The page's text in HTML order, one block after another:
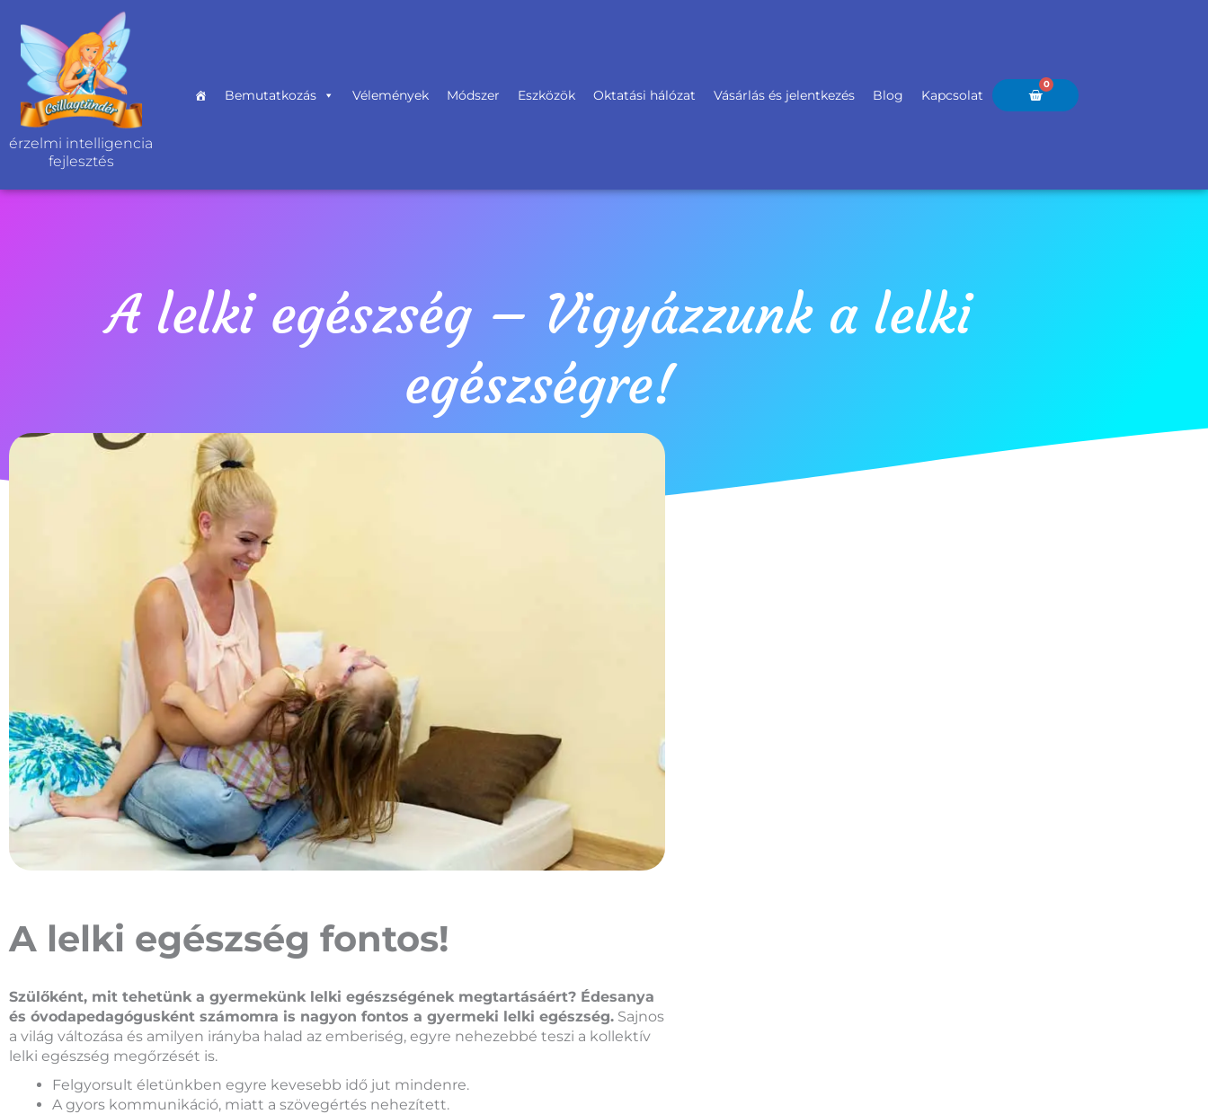
content
érzelmi intelligencia
fejlesztés
Bemutatkozás Vélemények Módszer Eszközök Oktatási hálózat Vásárlás és jelentkezés Blog Kapcsolat
0
Kosár
A lelki egészség – Vigyázzunk a lelki
egészségre!
A lelki egészség fontos!
Szülőként, mit tehetünk a gyermekünk lelki egészségének megtartásáért? Édesanya
és óvodapedagógusként számomra is nagyon fontos a gyermeki lelki egészség. Sajnos
a világ változása és amilyen irányba halad az emberiség, egyre nehezebbé teszi a kollektív
lelki egészség megőrzését is.
Felgyorsult életünkben egyre kevesebb idő jut mindenre.
A gyors kommunikáció, miatt a szövegértés nehezített.